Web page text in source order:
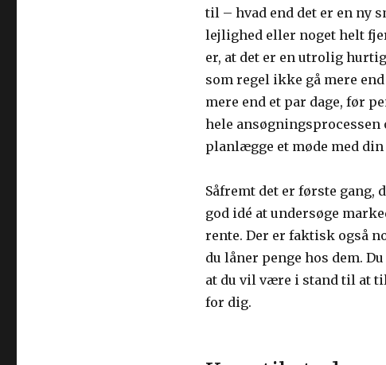
til – hvad end det er en ny
lejlighed eller noget helt
er, at det er en utrolig
som regel ikke gå mere
mere end et par dage, før
hele
planlægge et møde med
Såfremt det er første gang,
god idé at undersøge
rente. Der er faktisk også
du låner penge hos dem.
at du vil være i stand til at
for dig.